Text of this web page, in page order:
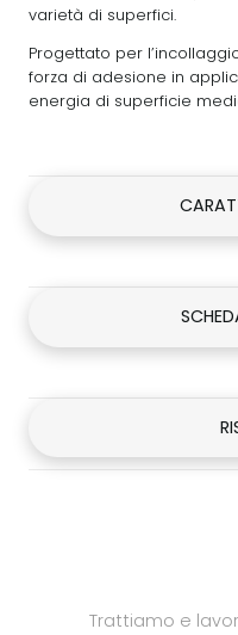
varietà di superfici.
Progettato per
forza di adesione in
energia di superficie
Trattiamo e